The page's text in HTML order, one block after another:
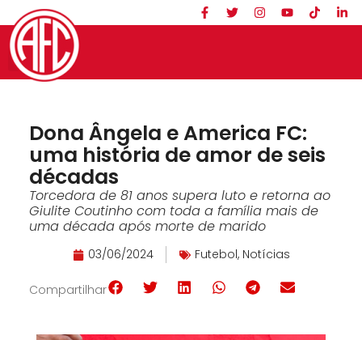
Dona Ângela e America FC:
uma história de amor de seis
décadas
Torcedora de 81 anos supera luto e retorna ao
Giulite Coutinho com toda a família mais de
uma década após morte de marido
03/06/2024 Futebol, Notícias
Compartilhar